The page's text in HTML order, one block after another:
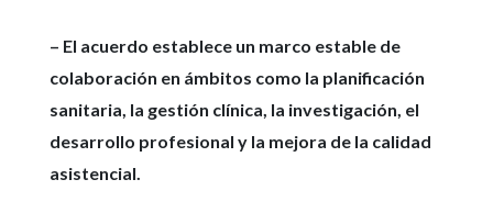
– El acuerdo establece un marco estable de
colaboración en ámbitos como la planificación
sanitaria, la gestión clínica, la investigación, el
desarrollo profesional y la mejora de la calidad
asistencial.